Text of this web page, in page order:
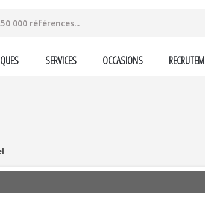
SERVICES OCCASIONS